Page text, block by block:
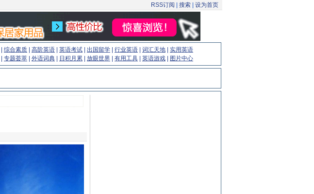
RSS订阅 搜索 设为首页
综合素质 高阶英语 英语考试 出国留学 行业英语 词汇天地
实用英语
专题荟萃 外语词典 日积月累 放眼世界 有用工具 英语游戏 图片中心